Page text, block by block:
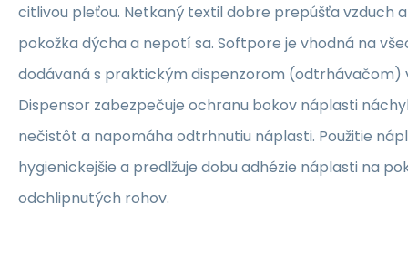
citlivou pleťou. Netkaný textil dobre prepúšťa vzduch
pokožka dýcha a nepotí sa. Softpore je vhodná na
dodávaná s praktickým dispenzorom (odtrhávačom)
Dispensor zabezpečuje ochranu bokov náplasti
nečistôt a napomáha odtrhnutiu náplasti. Použitie
hygienickejšie a predlžuje dobu adhézie náplasti na
odchlipnutých rohov.